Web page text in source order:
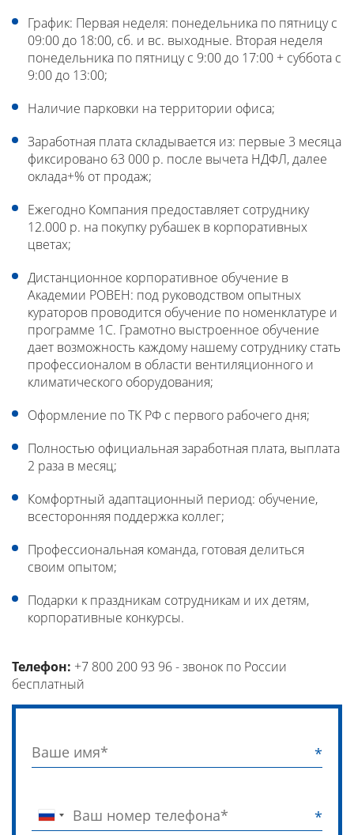
График: Первая неделя: понедельника по пятницу с
09:00 до 18:00, сб. и вс. выходные. Вторая неделя
понедельника по пятницу с 9:00 до 17:00 + суббота с
9:00 до 13:00;
Наличие парковки на территории офиса;
Заработная плата складывается из: первые 3 месяца
фиксировано 63 000 р. после вычета НДФЛ, далее
оклада+% от продаж;
Ежегодно Компания предоставляет сотруднику
12.000 р. на покупку рубашек в корпоративных
цветах;
Дистанционное корпоративное обучение в
Академии РОВЕН: под руководством опытных
кураторов проводится обучение по номенклатуре и
программе 1С. Грамотно выстроенное обучение
дает возможность каждому нашему сотруднику стать
профессионалом в области вентиляционного и
климатического оборудования;
Оформление по ТК РФ c первого рабочего дня;
Полностью официальная заработная плата, выплата
2 раза в месяц;
Комфортный адаптационный период: обучение,
всесторонняя поддержка коллег;
Профессиональная команда, готовая делиться
своим опытом;
Подарки к праздникам сотрудникам и их детям,
корпоративные конкурсы.
Телефон: +7 800 200 93 96 - звонок по России
бесплатный